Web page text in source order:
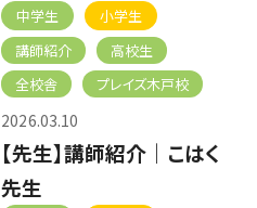
中学生
小学生
講師紹介
高校生
全校舎
プレイズ木戸校
2026.03.10
【先生】講師紹介｜こはく
先生